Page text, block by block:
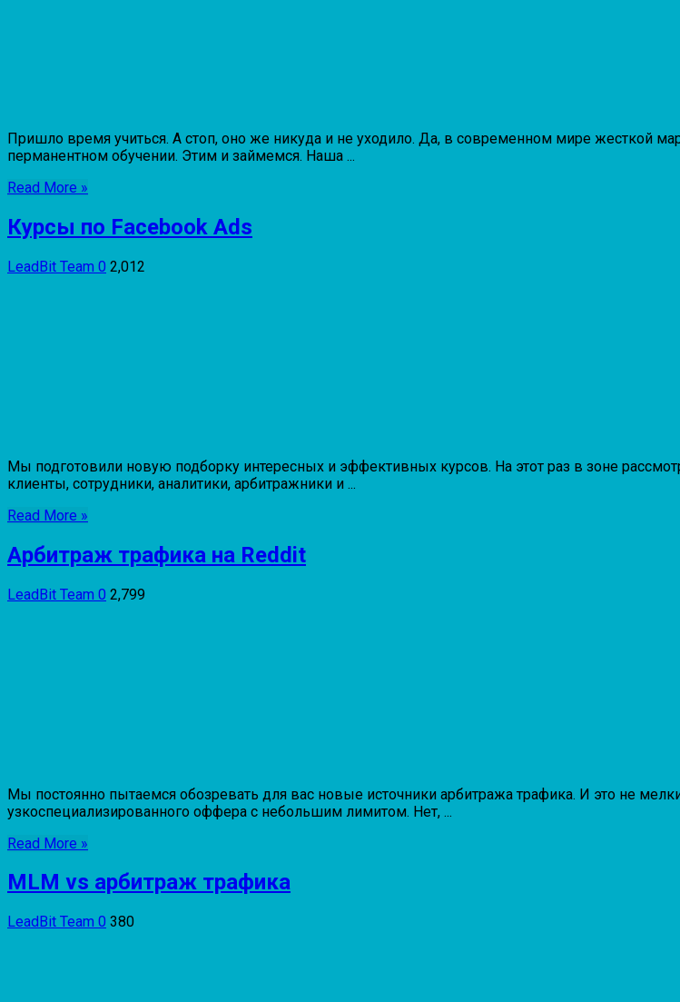
Пришло время учиться. А стоп, оно же никуда и не уходило. Да, в современном мире жесткой
перманентном обучении. Этим и займемся. Наша ...
Read More »
Курсы по Facebook Ads
LeadBit Team 0 2,012
Мы подготовили новую подборку интересных и эффективных курсов. На этот раз в зоне
клиенты, сотрудники, аналитики, арбитражники и ...
Read More »
Арбитраж трафика на Reddit
LeadBit Team 0 2,799
Мы постоянно пытаемся обозревать для вас новые источники арбитража трафика. И это не
узкоспециализированного оффера с небольшим лимитом. Нет, ...
Read More »
MLM vs арбитраж трафика
LeadBit Team 0 380